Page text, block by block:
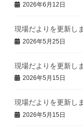
2026年6月12日
現場だよりを更新し
2026年5月25日
現場だよりを更新し
2026年5月15日
現場だよりを更新し
2026年5月15日